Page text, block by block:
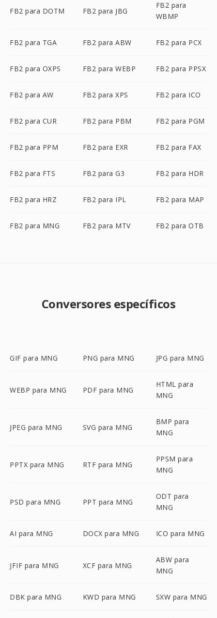
FB2 para DOTM FB2 para JBG
FB2 para
WBMP
FB2 para TGA FB2 para ABW FB2 para PCX
FB2 para OXPS FB2 para WEBP FB2 para PPSX
FB2 para AW FB2 para XPS FB2 para ICO
FB2 para CUR FB2 para PBM FB2 para PGM
FB2 para PPM FB2 para EXR FB2 para FAX
FB2 para FTS FB2 para G3 FB2 para HDR
FB2 para HRZ FB2 para IPL FB2 para MAP
FB2 para MNG FB2 para MTV FB2 para OTB
Conversores específicos
GIF para MNG PNG para MNG JPG para MNG
WEBP para MNG PDF para MNG
HTML para
MNG
JPEG para MNG SVG para MNG
BMP para
MNG
PPTX para MNG RTF para MNG
PPSM para
MNG
PSD para MNG PPT para MNG
ODT para
MNG
AI para MNG DOCX para MNG ICO para MNG
JFIF para MNG XCF para MNG
ABW para
MNG
DBK para MNG KWD para MNG SXW para MNG